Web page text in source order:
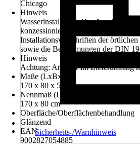
Chicago
Hinweis
Wasserinstallation: Der Anschluss
konzessionierten Fachbetrieb
Installationsvorschriften der
sowie die Bestimmungen der DIN
Hinweis
Achtung: Armatur im Lieferumfang
Maße (LxBxH)
170 x 80 x 56 cm
Nennmaß (LxB)
170 x 80 cm
Oberfläche/Oberflächenbehandlung
Glänzend
EAN
9002827054885
Sicherheits-/Warnhinweis